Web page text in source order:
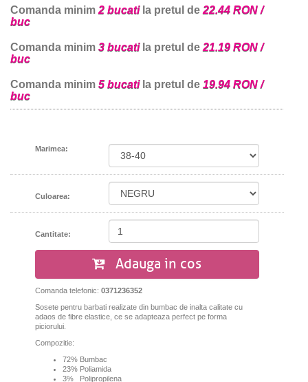
Comanda minim2 bucatila pretul de22.44 RON /
buc
Comanda minim 3 bucatila pretul de21.19 RON /
buc
Comanda minim 5 bucatila pretul de 19.94 RON /
buc
Marimea:
Culoarea:
Cantitate:
Adauga in cos
Comanda telefonic: 0371236352
Sosete pentru barbati realizate din bumbac de inalta calitate cu
adaos de fibre elastice, ce se adapteaza perfect pe forma
piciorului.
Compozitie:
72% Bumbac
23% Poliamida
3% Polipropilena